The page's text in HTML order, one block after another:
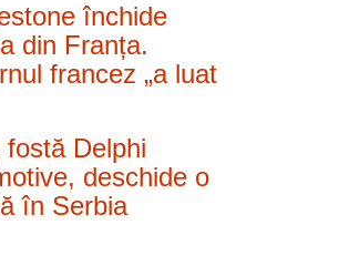
închide
din Franța.
francez „a luat
fostă Delphi
deschide o
în Serbia